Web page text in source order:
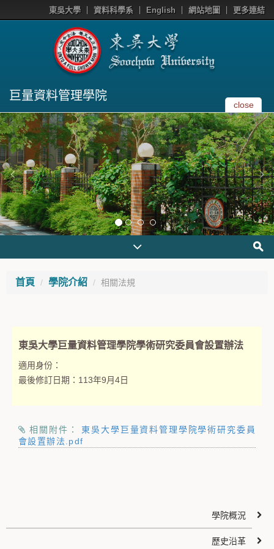
東吳大學 資料科學系 English 網站地圖 更多連結
巨量資料管理學院
close
首頁 學院介紹 相關法規
東吳大學巨量資料管理學院學術研究委員會設置辦法
適用身份：
最後修訂日期： 113年9月4日
相關附件： 東吳大學巨量資料管理學院學術研究委員
會設置辦法.pdf
學院概況
歷史沿革